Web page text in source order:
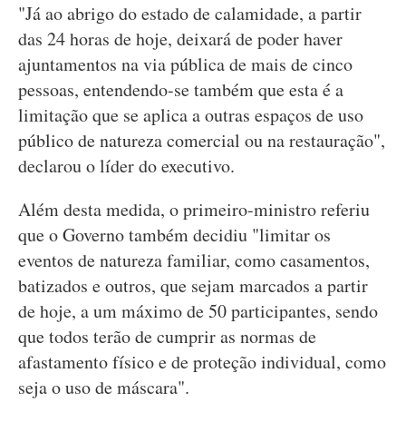
"Já ao abrigo do estado de calamidade, a partir
das 24 horas de hoje, deixará de poder haver
ajuntamentos na via pública de mais de cinco
pessoas, entendendo-se também que esta é a
limitação que se aplica a outras espaços de uso
público de natureza comercial ou na restauração",
declarou o líder do executivo.
Além desta medida, o primeiro-ministro referiu
que o Governo também decidiu "limitar os
eventos de natureza familiar, como casamentos,
batizados e outros, que sejam marcados a partir
de hoje, a um máximo de 50 participantes, sendo
que todos terão de cumprir as normas de
afastamento físico e de proteção individual, como
seja o uso de máscara".